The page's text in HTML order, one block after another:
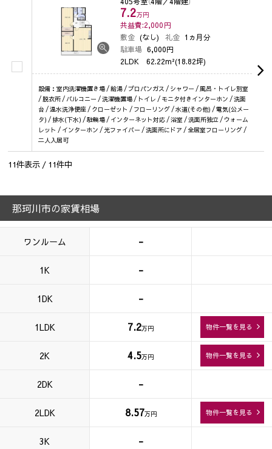
7.2万円
共益費:2,000円
敷金 (なし) 礼金 1ヵ月分
駐車場 6,000円
2LDK 62.22m²(18.82坪)
設備：室内洗濯機置き場 / 給湯 / プロパンガス / シャワー / 風呂・トイレ別室
/ 脱衣所 / バルコニー / 洗濯機置場 / トイレ / モニタ付きインターホン / 洗面
台 / 温水洗浄便座 / クローゼット / フローリング / 水道(その他) / 電気(公メー
タ) / 排水(下水) / 駐輪場 / インターネット対応 / 浴室 / 洗面所独立 / ウォーム
レット / インターホン / 光ファイバー / 洗面所にドア / 全居室フローリング /
二人入居可
11件表示 / 11件中
那珂川市の家賃相場
ワンルーム -
1K -
1DK -
1LDK 7.2万円 物件一覧を見る
2K 4.5万円 物件一覧を見る
2DK -
2LDK 8.57万円 物件一覧を見る
3K -